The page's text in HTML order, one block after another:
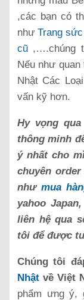
,các bạn có
như Trang
cũ ,….chúng
Nếu như
Nhật Các
vấn kỹ hơn.
Hy vọng
thông minh
ý nhất cho
chuyên
như mua
yahoo
liên hệ qua
tôi để được
Chúng tôi
Nhật về Việt
phẩm ưng ý,